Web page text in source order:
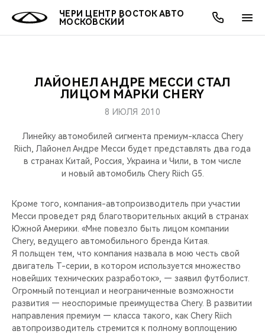
ЧЕРИ ЦЕНТР ВОСТОК АВТО
МОСКОВСКИЙ
МОДЕЛИ
КРОССОВЕРЫ
НОВИНКИ
ПОКУПАТЕЛЯМ
КРЕДИТ И СТРАХОВАНИЕ
ВЛАДЕЛЬЦАМ
ЗАПЧАСТИ И АКСЕССУАРЫ
ПОДДЕРЖКА
CHERY CONNECT
МИР CHERY
О БРЕНДЕ
CHERY В СОЦСЕТЯХ
ЛЮДИ CHERY
БЛАГОТВОРИТЕЛЬНОСТЬ
CHERY REMOTE
CHERY И СПОРТ
НАШИ МЕРОПРИЯТИЯ
АКЦИИ
ОНЛАЙН СЕРВИСЫ
КРЕДИТ
О КОМПАНИИ
МЫ В СОЦСЕТЯХ
ЛАЙОНЕЛ АНДРЕ МЕССИ СТАЛ
ЛИЦОМ МАРКИ CHERY
8 ИЮЛЯ 2010
Линейку автомобилей сигмента премиум-класса Chery
Riich, Лайонел Андре Месси будет представлять два года
в странах Китай, Россия, Украина и Чили, в том числе
и новый автомобиль Chery Riich G5.
Кроме того, компания-автопроизводитель при участии
Месси проведет ряд благотворительных акций в странах
Южной Америки. «Мне повезло быть лицом компании
Сhery, ведущего автомобильного бренда Китая.
Я польщен тем, что компания назвала в мою честь свой
двигатель Т-серии, в котором используется множество
новейших технических разработок», — заявил футболист.
Огромный потенциал и неограниченные возможности
развития — неоспоримые преимущества Chery. В развитии
направления премиум — класса такого, как Chery Riich
автопроизводитель стремится к полному воплощению